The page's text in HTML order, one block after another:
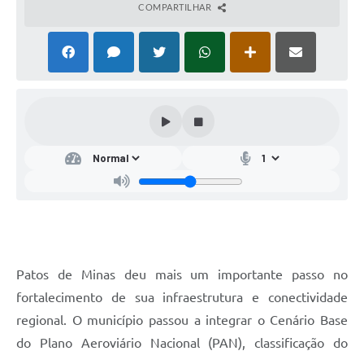
COMPARTILHAR
Patos de Minas deu mais um importante passo no
fortalecimento de sua infraestrutura e conectividade
regional. O município passou a integrar o Cenário Base
do Plano Aeroviário Nacional (PAN), classificação do